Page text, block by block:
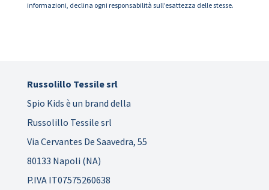
informazioni, declina ogni responsabilità sull’esattezza delle stesse.
Russolillo Tessile srl
Spio Kids è un brand della
Russolillo Tessile srl
Via Cervantes De Saavedra, 55
80133 Napoli (NA)
P.IVA IT07575260638